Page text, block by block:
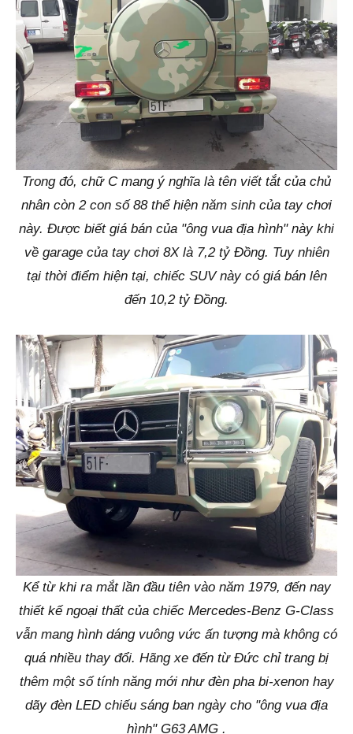
Trong đó, chữ C mang ý nghĩa là tên viết tắt của chủ
nhân còn 2 con số 88 thể hiện năm sinh của tay chơi
này. Được biết giá bán của "ông vua địa hình" này khi
về garage của tay chơi 8X là 7,2 tỷ Đồng. Tuy nhiên
tại thời điểm hiện tại, chiếc SUV này có giá bán lên
đến 10,2 tỷ Đồng.
Kể từ khi ra mắt lần đầu tiên vào năm 1979, đến nay
thiết kế ngoại thất của chiếc Mercedes-Benz G-Class
vẫn mang hình dáng vuông vức ấn tượng mà không có
quá nhiều thay đổi. Hãng xe đến từ Đức chỉ trang bị
thêm một số tính năng mới như đèn pha bi-xenon hay
dãy đèn LED chiếu sáng ban ngày cho "ông vua địa
hình" G63 AMG .